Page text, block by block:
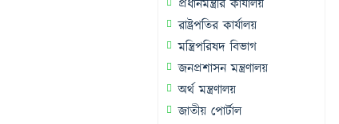
প্রধানমন্ত্রীর কার্যালয়
রাষ্ট্রপতির কার্যালয়
মন্ত্রিপরিষদ বিভাগ
জনপ্রশাসন মন্ত্রণালয়
অর্থ মন্ত্রণালয়
জাতীয় পোর্টাল